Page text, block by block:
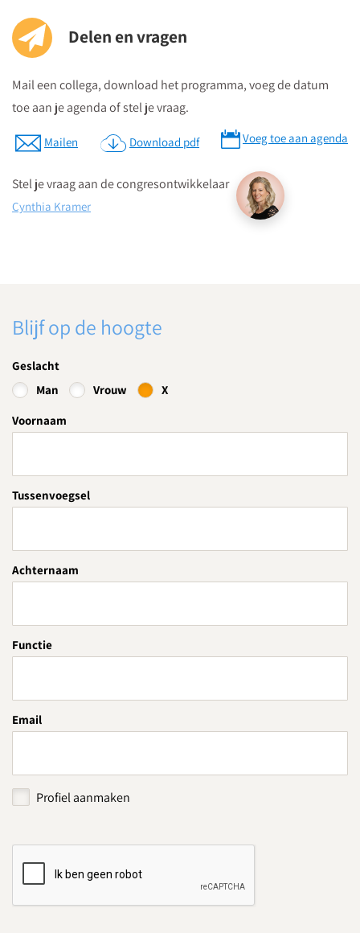
Parkeren
Parkeren kan in de Qpark parkeergarage La Vie, welke langs de
verschillende aanrijdroutes wordt bewegwijzerd.
Op parkeerniveau 14 heeft u rechtstreekse doorgang naar La
Parkeergarage “La Vie” bevindt zich aan de St. Jacobstraat
naast de Bijenkorf.
Delen en vragen
Mail een collega, download het programma, voeg de datum
toe aan je agenda of stel je vraag.
Mailen Download pdf Voeg toe aan agenda
Stel je vraag aan de congresontwikkelaar
Cynthia Kramer
Blijf op de hoogte
Geslacht
Man
Vrouw
X
Voornaam
Tussenvoegsel
Achternaam
Functie
Email
Profiel aanmaken